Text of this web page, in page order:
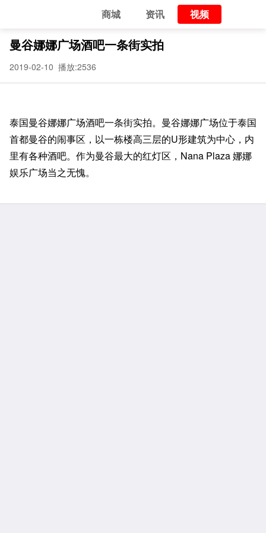
商城 资讯 视频
曼谷娜娜广场酒吧一条街实拍
2019-02-10 播放:2536
泰国曼谷娜娜广场酒吧一条街实拍。曼谷娜娜广场位于泰国
首都曼谷的闹事区，以一栋楼高三层的U形建筑为中心，内
里有各种酒吧。 作为曼谷最大的红灯区，Nana Plaza 娜娜
娱乐广场当之无愧。